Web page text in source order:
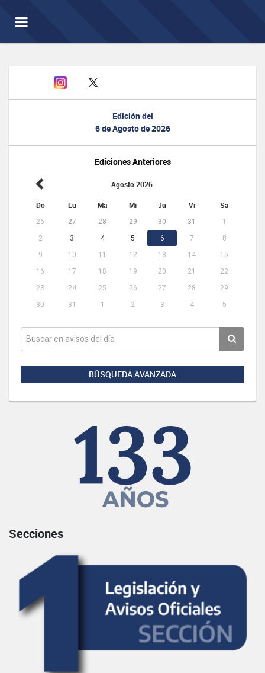
Toggle
navigation
Edición del
6 de Agosto de 2026
Ediciones Anteriores
Agosto 2026
Do Lu Ma Mi Ju Vi Sa
26 27 28 29 30 31
1
2
3 4 5 6 7
8
9
10 11 12 13 14
15
16
17 18 19 20 21
22
23
24 25 26 27 28
29
30
31 1 2 3 4 5
BÚSQUEDA AVANZADA
Secciones